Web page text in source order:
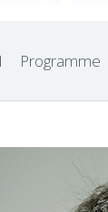
Programme